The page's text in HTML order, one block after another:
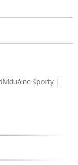
športy |